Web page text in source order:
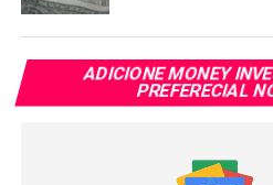
ADICIONE MONEY
PREFERECIAL